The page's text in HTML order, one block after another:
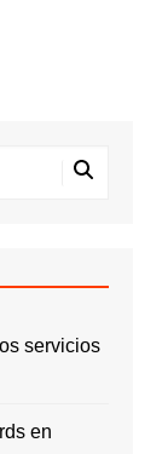
servicios
en